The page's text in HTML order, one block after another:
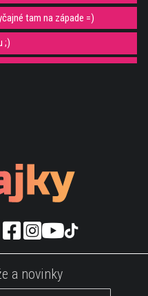
tam na západe =)
;)
Toto video vás pobaví :)
;)
a novinky